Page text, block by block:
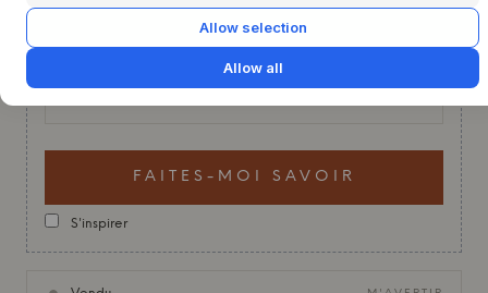
vous. Inscrivez-vous ci-dessous pour être informé
si nous le remettons en stock.
Email
FAITES-MOI SAVOIR
S'inspirer
Allow selection
Allow all